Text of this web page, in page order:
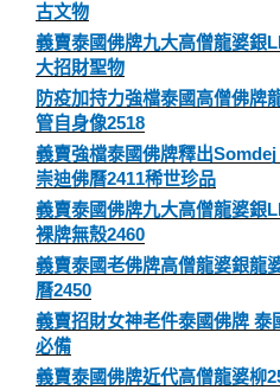
古文物
義賣泰國佛牌九大高僧龍婆銀
大招財聖物
防疫加持力強檔泰國高僧佛牌
管自身像2518
義賣強檔泰國佛牌釋出
崇迪佛曆2411稀世珍品
義賣泰國佛牌九大高僧龍婆銀
裸牌無殼2460
義賣泰國老佛牌高僧龍婆銀龍
曆2450
義賣招財女神老件泰國佛牌 泰
必備
義賣泰國佛牌近代高僧龍婆柳